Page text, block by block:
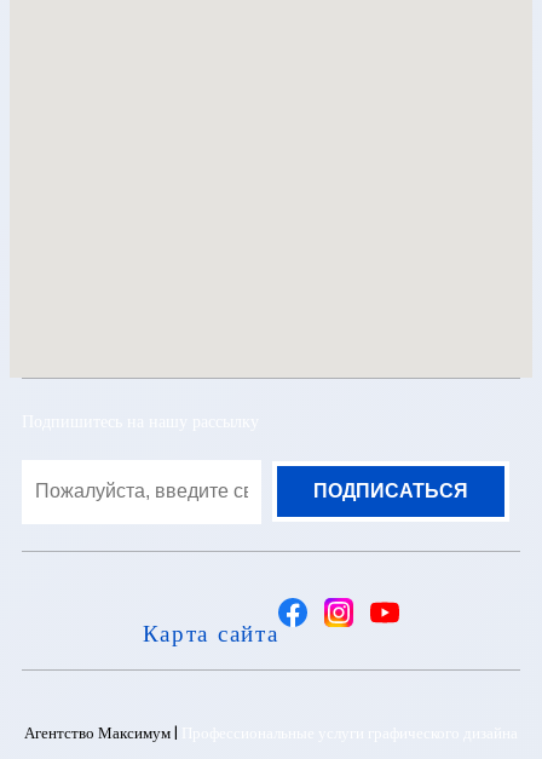
Карта сайта
Агентство Максимум |